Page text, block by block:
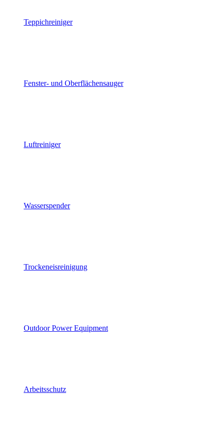
Teppichreiniger
Fenster- und Oberflächensauger
Luftreiniger
Wasserspender
Trockeneisreinigung
Outdoor Power Equipment
Arbeitsschutz